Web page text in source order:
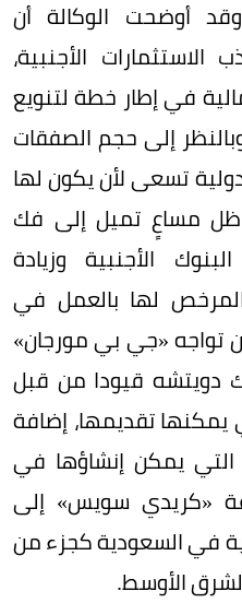
أوضحت الوكالة أن
الأجنبية،
في إطار خطة لتنويع
إلى حجم الصفقات
تسعى لأن يكون لها
مساعٍ تميل إلى فك
الأجنبية وزيادة
لها بالعمل في
تواجه «جي بي مورجان»
دويتشه قيودا من قبل
يمكنها تقديمها، إضافة
التي يمكن إنشاؤها في
«كريدي سويس» إلى
في السعودية كجزء من
الأوسط.